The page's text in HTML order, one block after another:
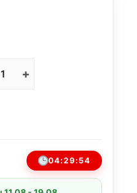
Crystallia
(līdzīgs
04:29:54